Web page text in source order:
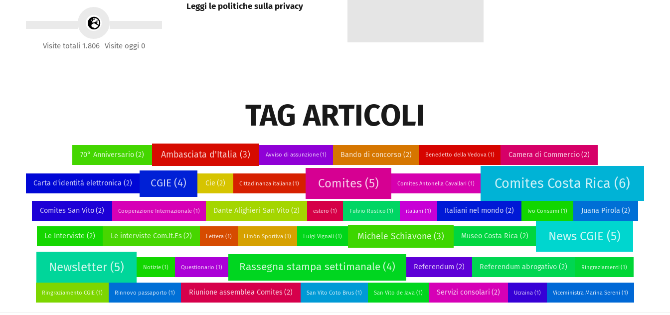
Visite totali 1.806 Visite oggi 0
Leggi le politiche sulla privacy
TAG ARTICOLI
70° Anniversario (2) Ambasciata d'Italia (3) Avviso di assunzione (1) Bando di concorso (2) Benedetto della Vedova (1) Camera di Commercio (2)
Carta d'identitá elettronica (2) CGIE (4) Cie (2) Cittadinanza italiana (1) Comites (5) Comites Antonella Cavallari (1) Comites Costa Rica (6)
Comites San Vito (2) Cooperazione Internazionale (1) Dante Alighieri San Vito (2) estero (1) Fulvio Rustico (1) italiani (1) Italiani nel mondo (2) Ivo Consumi (1) Juana Pirola (2)
Le Interviste (2) Le interviste Com.It.Es (2) Lettera (1) Limón Sportiva (1) Luigi Vignali (1) Michele Schiavone (3) Museo Costa Rica (2) News CGIE (5)
Newsletter (5) Notizie (1) Questionario (1) Rassegna stampa settimanale (4) Referendum (2) Referendum abrogativo (2) Ringraziamenti (1)
Ringraziamento CGIE (1) Rinnovo passaporto (1) Riunione assemblea Comites (2) San Vito Coto Brus (1) San Vito de Java (1) Servizi consolari (2) Ucraina (1) Viceministra Marina Sereni (1)